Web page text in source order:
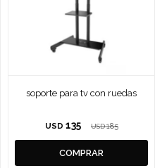
soporte para tv con ruedas
USD 135 USD 185